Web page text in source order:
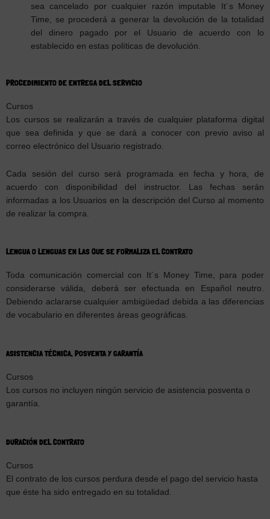
sea cancelado por cualquier razón imputable It´s Money
Time, se procederá a generar la devolución de la totalidad
del dinero pagado por el Usuario de acuerdo con lo
establecido en estas políticas de devolución.
PROCEDIMIENTO DE ENTREGA DEL SERVICIO
Cursos
Los cursos se realizarán a través de cualquier plataforma digital
que sea definida y que se dará a conocer con previo aviso al
correo electrónico del Usuario registrado.
Cada sesión del curso será programada en fecha y hora, de
acuerdo con disponibilidad del instructor. Las fechas serán
informadas a los Usuarios en la descripción del Curso al momento
de realizar la compra.
LENGUA O LENGUAS EN LAS QUE SE FORMALIZA EL CONTRATO
Toda comunicación comercial con It´s Money Time, para poder
considerarse válida, deberá ser efectuada en Español neutro.
Debiendo aclararse cualquier ambigüedad debida a las diferencias
de vocabulario en diferentes áreas geográficas.
ASISTENCIA TÉCNICA, POSVENTA Y GARANTÍA
Cursos
Los cursos no incluyen ningún servicio de asistencia posventa o
garantía.
DURACIÓN DEL CONTRATO
Cursos
El contrato de los cursos perdura desde el pago del servicio hasta
que éste ha sido entregado en su totalidad.